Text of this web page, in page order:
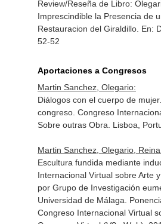
Review/Reseña de Libro:
Imprescindible la Presencia de
Restauracion del Giraldillo. En:
52-52
Aportaciones a Congresos
Martin Sanchez, Olegario:
Diálogos con el cuerpo de
congreso. Congreso
Sobre outras Obra. Lisboa,
Martin Sanchez, Olegario,
Escultura fundida mediante
Internacional Virtual sobre Arte
por Grupo de Investigación
Universidad de Málaga.
Congreso Internacional Virtual